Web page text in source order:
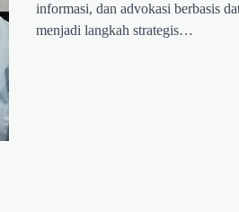
informasi, dan advokasi berbasis
menjadi langkah strategis…